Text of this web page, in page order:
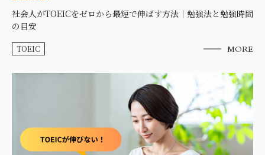
社会人がTOEICをゼロから最短で伸ばす方法｜勉強法と勉強時間
の目安
TOEIC MORE